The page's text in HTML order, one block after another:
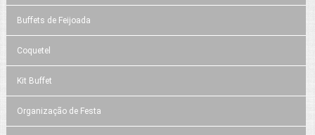
Buffets de Feijoada
Coquetel
Kit Buffet
Organização de Festa